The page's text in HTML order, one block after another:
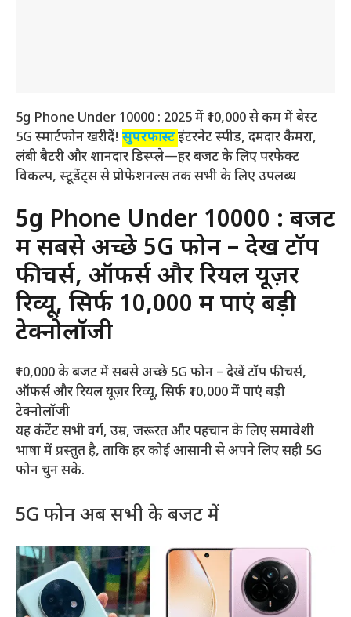
5g Phone Under 10000 : 2025 में ₹10,000 से कम में बेस्ट
5G स्मार्टफोन खरीदें! सुपरफास्टइंटरनेट स्पीड, दमदार कैमरा,
लंबी बैटरी और शानदार डिस्प्ले—हर बजट के लिए परफेक्ट
विकल्प, स्टूडेंट्स से प्रोफेशनल्स तक सभी के लिए उपलब्ध
5g Phone Under 10000 : बजट
में सबसे अच्छे 5G फोन – देखें टॉप
फीचर्स, ऑफर्स और रियल यूज़र
रिव्यू, सिर्फ ₹10,000 में पाएं बड़ी
टेक्नोलॉजी
₹10,000 के बजट में सबसे अच्छे 5G फोन – देखें टॉप फीचर्स,
ऑफर्स और रियल यूज़र रिव्यू, सिर्फ ₹10,000 में पाएं बड़ी
टेक्नोलॉजी
यह कंटेंट सभी वर्ग, उम्र, जरूरत और पहचान के लिए समावेशी
भाषा में प्रस्तुत है, ताकि हर कोई आसानी से अपने लिए सही 5G
फोन चुन सके.
5G फोन अब सभी के बजट में